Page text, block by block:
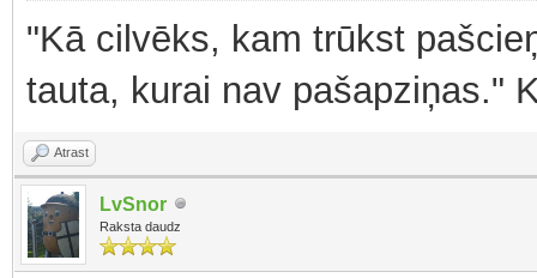
"Kā cilvēks, kam trūkst
tauta, kurai nav pašapziņas."
Atrast
LvSnor
Raksta daudz